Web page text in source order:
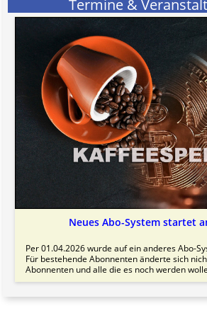
Termine &
Neues Abo-System startet
Per 01.04.2026 wurde auf ein anderes Abo-
Für bestehende Abonnenten änderte sich
Abonnenten und alle die es noch werden